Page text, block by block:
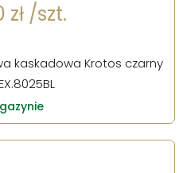
zł /szt.
kaskadowa Krotos czarny